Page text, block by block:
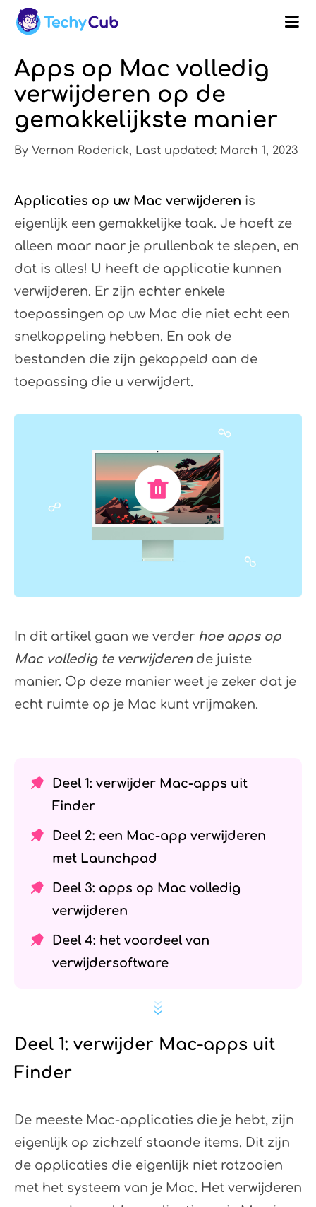
Apps op Mac volledig
verwijderen op de
gemakkelijkste manier
By Vernon Roderick, Last updated: March 1, 2023
Applicaties op uw Mac verwijderen is
eigenlijk een gemakkelijke taak. Je hoeft ze
alleen maar naar je prullenbak te slepen, en
dat is alles! U heeft de applicatie kunnen
verwijderen. Er zijn echter enkele
toepassingen op uw Mac die niet echt een
snelkoppeling hebben. En ook de
bestanden die zijn gekoppeld aan de
toepassing die u verwijdert.
In dit artikel gaan we verder hoe apps op
Mac volledig te verwijderende juiste
manier. Op deze manier weet je zeker dat je
echt ruimte op je Mac kunt vrijmaken.
Deel 1: verwijder Mac-apps uit
Finder
Deel 2: een Mac-app verwijderen
met Launchpad
Deel 3: apps op Mac volledig
verwijderen
Deel 4: het voordeel van
verwijdersoftware
Deel 1: verwijder Mac-apps uit
Finder
De meeste Mac-applicaties die je hebt, zijn
eigenlijk op zichzelf staande items. Dit zijn
de applicaties die eigenlijk niet rotzooien
met het systeem van je Mac. Het verwijderen